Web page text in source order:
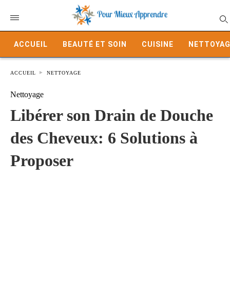
ACCUEIL BEAUTÉ ET SOIN CUISINE
ACCUEIL NETTOYAGE
Nettoyage
Libérer son Drain de Douche
des Cheveux: 6 Solutions à
Proposer